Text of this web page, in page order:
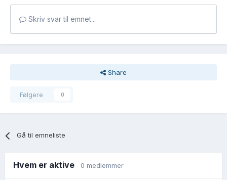
Skriv svar til emnet...
Share
Følgere 0
Gå til emneliste
Hvem er aktive 0 medlemmer